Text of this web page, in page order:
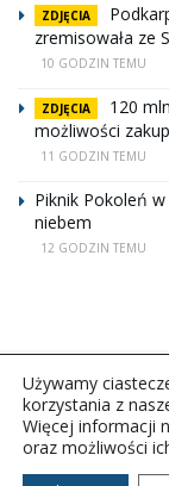
ZDJĘCIA
zremisowała ze
10 GODZIN TEMU
ZDJĘCIA
120
możliwości
11 GODZIN TEMU
Piknik Pokoleń
niebem
12 GODZIN TEMU
Copyright ©
Używamy
korzystania z
Więcej informacji
oraz możliwości